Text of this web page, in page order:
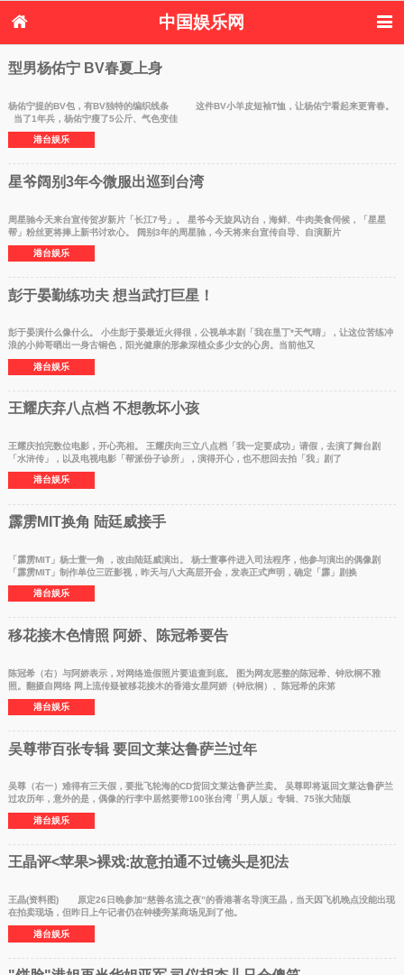
中国娱乐网
首页 新闻
体育花边
音乐新闻 影视新闻
内地明星八卦
港台明星八卦
型男杨佑宁 BV春夏上身
杨佑宁提的BV包，有BV独特的编织线条 这件BV小羊皮短袖T恤，让杨佑宁看起来更青春。
当了1年兵，杨佑宁瘦了5公斤、气色变佳
港台娱乐
星爷阔别3年今微服出巡到台湾
周星驰今天来台宣传贺岁新片「长江7号」。 星爷今天旋风访台，海鲜、牛肉美食伺候，「星星
帮」粉丝更将捧上新书讨欢心。 阔别3年的周星驰，今天将来台宣传自导、自演新片
港台娱乐
彭于晏勤练功夫 想当武打巨星！
彭于晏演什么像什么。 小生彭于晏最近火得很，公视单本剧「我在垦丁*天气晴」，让这位苦练冲
浪的小帅哥晒出一身古铜色，阳光健康的形象深植众多少女的心房。当前他又
港台娱乐
王耀庆弃八点档 不想教坏小孩
王耀庆拍完数位电影，开心亮相。 王耀庆向三立八点档「我一定要成功」请假，去演了舞台剧
「水浒传」，以及电视电影「帮派份子诊所」，演得开心，也不想回去拍「我」剧了
港台娱乐
霹雳MIT换角 陆廷威接手
「霹雳MIT」杨士萱一角 ，改由陆廷威演出。 杨士萱事件进入司法程序，他参与演出的偶像剧
「霹雳MIT」制作单位三匠影视，昨天与八大高层开会，发表正式声明，确定「霹」剧换
港台娱乐
移花接木色情照 阿娇、陈冠希要告
陈冠希（右）与阿娇表示，对网络造假照片要追查到底。 图为网友恶整的陈冠希、钟欣桐不雅
照。翻摄自网络 网上流传疑被移花接木的香港女星阿娇（钟欣桐）、陈冠希的床笫
港台娱乐
吴尊带百张专辑 要回文莱达鲁萨兰过年
吴尊（右一）难得有三天假，要批飞轮海的CD货回文莱达鲁萨兰卖。 吴尊即将返回文莱达鲁萨兰
过农历年，意外的是，偶像的行李中居然要带100张台湾「男人版」专辑、75张大陆版
港台娱乐
王晶评<苹果>裸戏:故意拍通不过镜头是犯法
王晶(资料图) 原定26日晚参加“慈善名流之夜”的香港著名导演王晶，当天因飞机晚点没能出现
在拍卖现场，但昨日上午记者仍在钟楼旁某商场见到了他。
港台娱乐